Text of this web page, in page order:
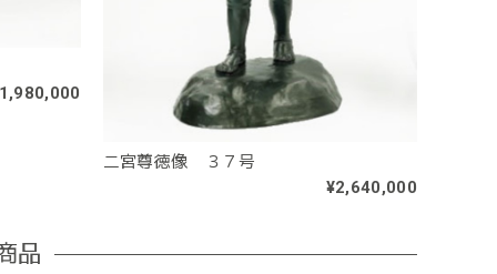
二宮尊徳像 ３７号
¥2,640,000
品